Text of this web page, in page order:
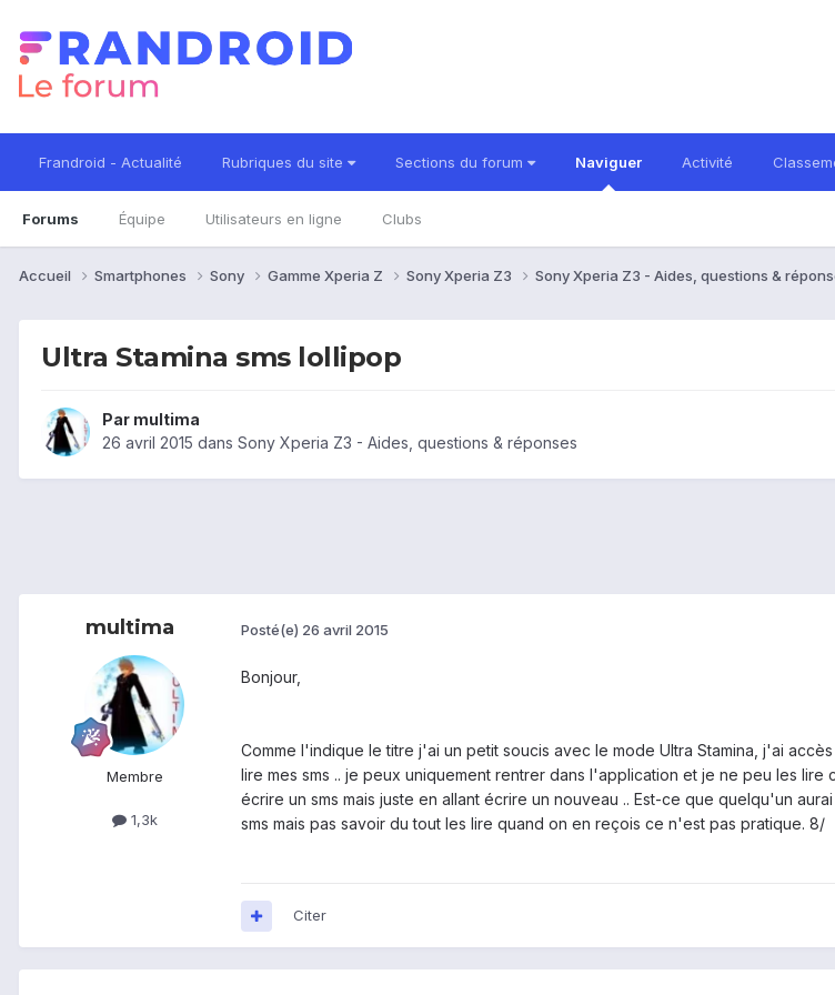
Frandroid - Actualité Rubriques du site Sections du forum Naviguer
Forums Équipe Utilisateurs en ligne Clubs
Activité
Accueil Smartphones Sony Gamme Xperia Z Sony Xperia Z3 Sony Xperia Z3 - Aides, questions &
Ultra Stamina sms lollipop
Par multima
26 avril 2015 dans Sony Xperia Z3 - Aides, questions & réponses
multima
Membre
1,3k
Posté(e) 26 avril 2015
Bonjour,
Comme l'indique le titre j'ai un petit soucis avec le mode Ultra Stamina, j'ai
lire mes sms .. je peux uniquement rentrer dans l'application et je ne peu les
écrire un sms mais juste en allant écrire un nouveau .. Est-ce que quelqu'un
sms mais pas savoir du tout les lire quand on en reçois ce n'est pas pratique. 8/
Citer